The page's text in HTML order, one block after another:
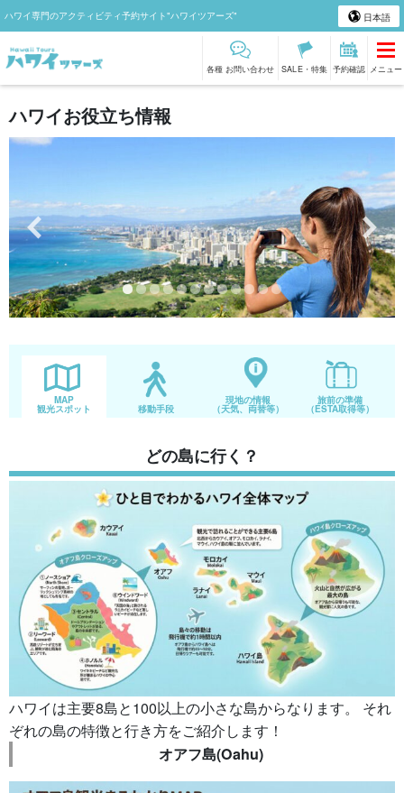
ハワイ専門のアクティビティ予約サイト"ハワイツアーズ" 日本語
各種 お問い合わせ SALE・特集 予約確認 メニュー
ハワイお役立ち情報
MAP
観光スポット 移動手段
現地の情報
（天気、両替等）
旅前の準備
（ESTA取得等）
どの島に行く？
ハワイは主要8島と100以上の小さな島からなります。 それ
ぞれの島の特徴と行き方をご紹介します！
オアフ島(Oahu)